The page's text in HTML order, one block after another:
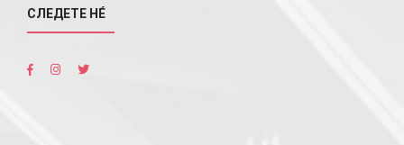
СЛЕДЕТЕ НÉ